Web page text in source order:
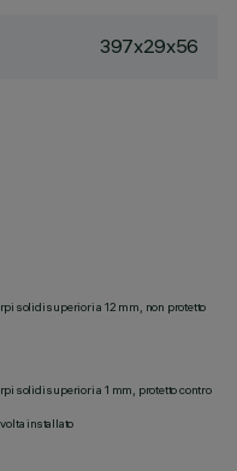
397x29x56
solidi superiori a 12 mm, non protetto
solidi superiori a 1 mm, protetto contro
installato